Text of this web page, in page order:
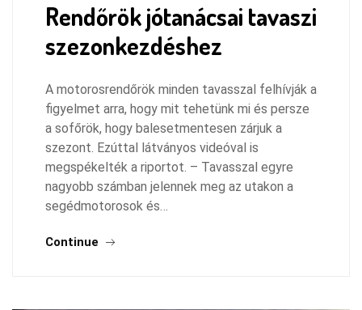
Rendőrök jótanácsai tavaszi
szezonkezdéshez
A motorosrendőrök minden tavasszal felhívják a
figyelmet arra, hogy mit tehetünk mi és persze
a sofőrök, hogy balesetmentesen zárjuk a
szezont. Ezúttal látványos videóval is
megspékelték a riportot. – Tavasszal egyre
nagyobb számban jelennek meg az utakon a
segédmotorosok és…
Continue